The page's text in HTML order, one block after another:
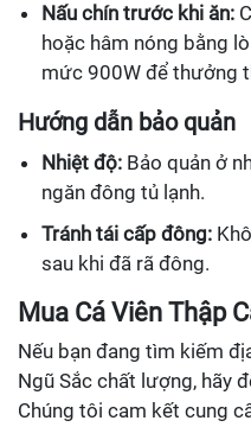
Nấu chín trước khi ăn:
hoặc hâm nóng bằng
mức 900W để thưởng
Hướng dẫn bảo quản
Nhiệt độ: Bảo quản ở
ngăn đông tủ lạnh.
Tránh tái cấp đông:
sau khi đã rã đông.
Mua Cá Viên Thập
Nếu bạn đang tìm kiếm
Ngũ Sắc chất lượng, hãy
Chúng tôi cam kết cung